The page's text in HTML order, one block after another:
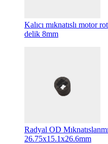
Kalıcı mıknatıslı motor
delik 8mm
Radyal OD
26.75x15.1x26.6mm